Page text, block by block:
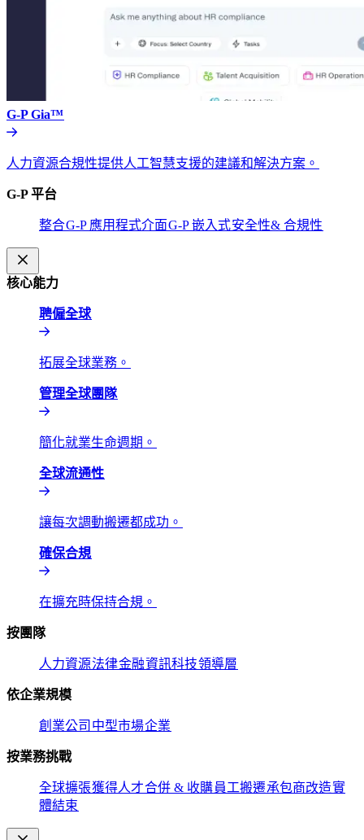
G-P Gia™​​
人力資源合規性提供人工智慧支援的建議和解決方案。​​
G-P 平台​​
整合​​G-P 應用程式介面​​G-P 嵌入式​​安全性& 合規性​​
核心能力​​
聘僱全球​​
拓展全球業務。​​
管理全球團隊​​
簡化就業生命週期。​​
全球流通性​​
讓每次調動搬遷都成功。​​
確保合規​​
在擴充時保持合規。​​
按團隊​​
人力資源​​法律​​金融​​資訊科技​​領導層​​
依企業規模​​
創業公司​​ 中型市場​​企業​​
按業務挑戰​​
全球擴張​​獲得人才​​合併 & 收購​​員工搬遷​​承包商改造​​實
體結束​​